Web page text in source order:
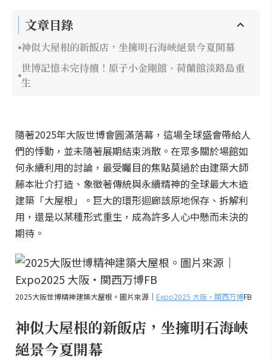
文章目錄
神似大屋根的新飯店，坐擁明石海峽絕景今夏開幕
世博記憶未完待續！原子小金剛館、荷蘭館淡路島重
生
隨著2025年大阪世博會圓滿落幕，這場全球盛會帶給人
們的悸動，並未隨著展期結束消散。在眾多關於場館如
何永續利用的討論，最受矚目的焦點莫過於由建築大師
藤本壯介打造、象徵著傳統與永續精神的全球最大木造
建築「大屋根」。巨大的環形迴廊該原地保存、拆解利
用，還是以某種形式重生，成為許多人心中懸而未決的
期待。
2025大阪世博精神建築大屋根。圖片來源｜ Expo2025 大阪・関西万博FB
神似大屋根的新飯店，坐擁明石海峽
絕景今夏開幕